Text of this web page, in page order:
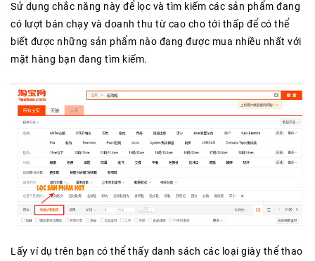
Sử dụng chắc năng này để lọc và tìm kiếm các sản phẩm đang
có lượt bán chạy và doanh thu từ cao cho tới thấp để có thể
biết được những sản phẩm nào đang được mua nhiều nhất với
mặt hàng bạn đang tìm kiếm.
Lấy ví dụ trên bạn có thể thấy danh sách các loại giày thể thao